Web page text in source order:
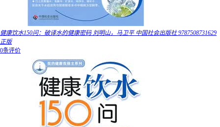
健康饮水150问：破译水的健康密码 刘明山，马卫平 中国社会出版社 9787508731629
正版
0条评价